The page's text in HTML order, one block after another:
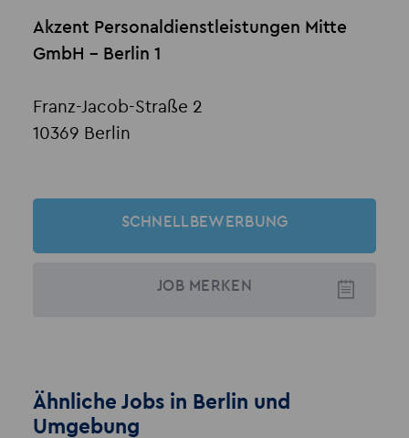
Akzent Personaldienstleistungen Mitte
GmbH - Berlin 1
Franz-Jacob-Straße 2
10369 Berlin
SCHNELLBEWERBUNG
JOB MERKEN
Ähnliche Jobs in Berlin und
Umgebung